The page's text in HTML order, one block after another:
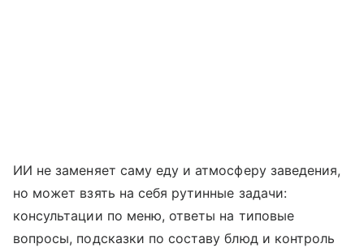
ИИ не заменяет саму еду и атмосферу заведения,
но может взять на себя рутинные задачи:
консультации по меню, ответы на типовые
вопросы, подсказки по составу блюд и контроль